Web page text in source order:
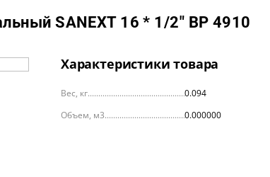
SANEXT 16 * 1/2" ВР 4910
Характеристики товара
Вес, кг
0.094
Объем, м3
0.000000